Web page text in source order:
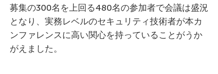
募集の300名を上回る480名の参加者で会議は盛況
となり、実務レベルのセキュリティ技術者が本カ
ンファレンスに高い関心を持っていることがうか
がえました。